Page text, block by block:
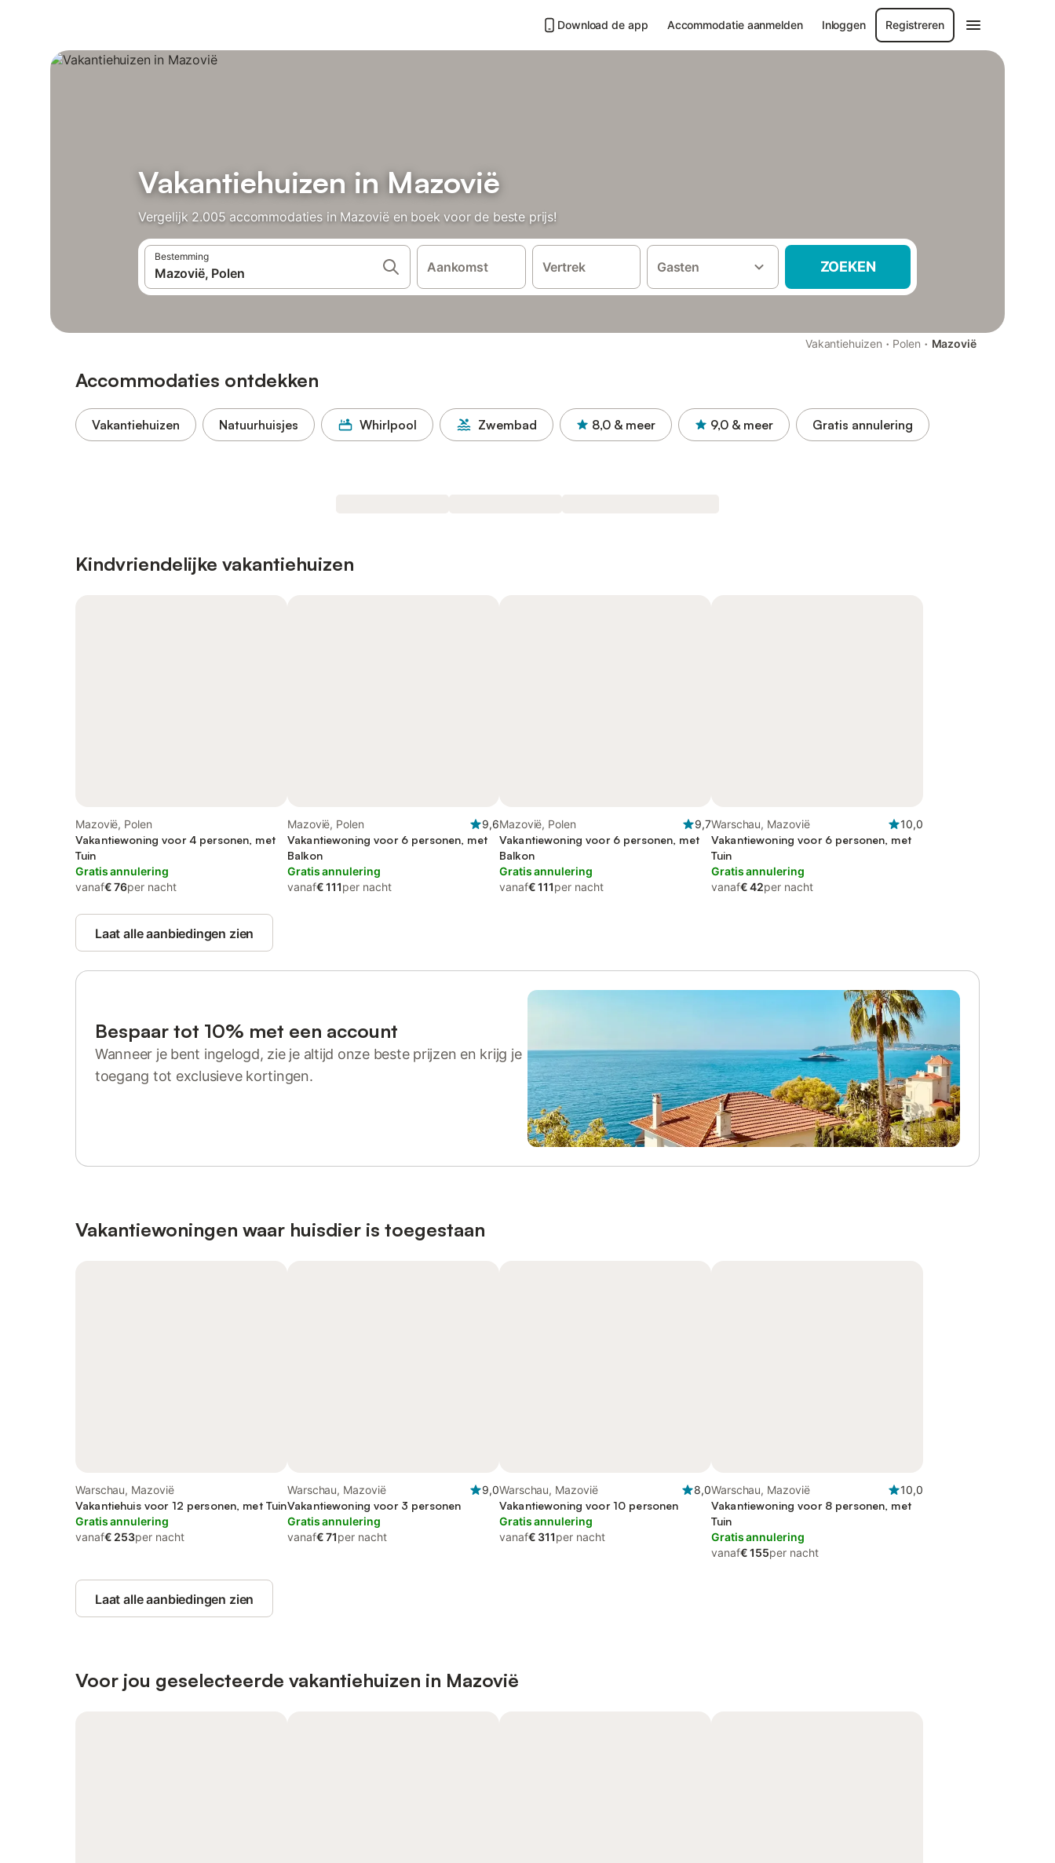
Download de app Accommodatie aanmelden Inloggen Registreren
Vakantiehuizen in Mazovië
Vergelijk 2.005 accommodaties in Mazovië en boek voor de beste prijs!
Bestemming
Aankomst Vertrek Gasten ZOEKEN
Vakantiehuizen · Polen · Mazovië
Accommodaties ontdekken
Vakantiehuizen Natuurhuisjes Whirlpool Zwembad 8,0 & meer 9,0 & meer Gratis annulering
Kindvriendelijke vakantiehuizen
Mazovië, Polen
Vakantiewoning voor 4 personen, met
Tuin
Gratis annulering
vanaf€ 76per nacht
Mazovië, Polen
9,6
Vakantiewoning voor 6 personen, met
Balkon
Gratis annulering
vanaf€ 111per nacht
Mazovië, Polen
9,7
Vakantiewoning voor 6 personen, met
Balkon
Gratis annulering
vanaf€ 111per nacht
Warschau, Mazovië
10,0
Vakantiewoning voor 6 personen, met
Tuin
Gratis annulering
vanaf€ 42per nacht
Laat alle aanbiedingen zien
Bespaar tot 10% met een account
Wanneer je bent ingelogd, zie je altijd onze beste prijzen en krijg je
toegang tot exclusieve kortingen.
Vakantiewoningen waar huisdier is toegestaan
Warschau, Mazovië
Vakantiehuis voor 12 personen, met Tuin
Gratis annulering
vanaf€ 253per nacht
Warschau, Mazovië
9,0
Vakantiewoning voor 3 personen
Gratis annulering
vanaf€ 71per nacht
Warschau, Mazovië
8,0
Vakantiewoning voor 10 personen
Gratis annulering
vanaf€ 311per nacht
Warschau, Mazovië
10,0
Vakantiewoning voor 8 personen, met
Tuin
Gratis annulering
vanaf€ 155per nacht
Laat alle aanbiedingen zien
Voor jou geselecteerde vakantiehuizen in Mazovië